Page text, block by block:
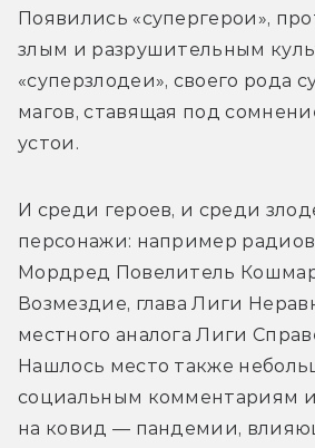
Появились «супергерои»,
злым и разрушительным
«суперзлодеи», своего рода
магов, ставящая под
устои.
И среди героев, и среди
персонажи: например
Мордред Повелитель
Возмездие, глава Лиги
местного аналога Лиги
Нашлось место также
социальным комментариям
на ковид — пандемии,